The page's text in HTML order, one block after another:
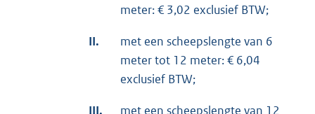
meter: € 3,02 exclusief BTW;
II.
met een scheepslengte van 6
meter tot 12 meter: € 6,04
exclusief BTW;
III.
met een scheepslengte van 12